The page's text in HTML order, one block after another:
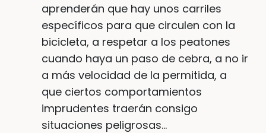
aprenderán que hay unos carriles
específicos para que circulen con la
bicicleta, a respetar a los peatones
cuando haya un paso de cebra, a no ir
a más velocidad de la permitida, a
que ciertos comportamientos
imprudentes traerán consigo
situaciones peligrosas…